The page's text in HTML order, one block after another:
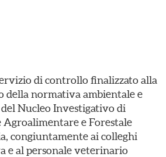
di controllo finalizzato alla
della normativa ambientale e
Nucleo Investigativo di
e Forestale
congiuntamente ai colleghi
e al personale veterinario